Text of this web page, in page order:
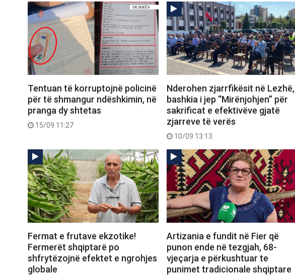
Tentuan të korruptojnë policinë
për të shmangur ndëshkimin, në
pranga dy shtetas
15/09 11:27
Nderohen zjarrfikësit në Lezhë,
bashkia i jep “Mirënjohjen” për
sakrificat e efektivëve gjatë
zjarreve të verës
10/09 13:13
Fermat e frutave ekzotike!
Fermerët shqiptarë po
shfrytëzojnë efektet e ngrohjes
globale
Artizania e fundit në Fier që
punon ende në tezgjah, 68-
vjeçarja e përkushtuar te
punimet tradicionale shqiptare